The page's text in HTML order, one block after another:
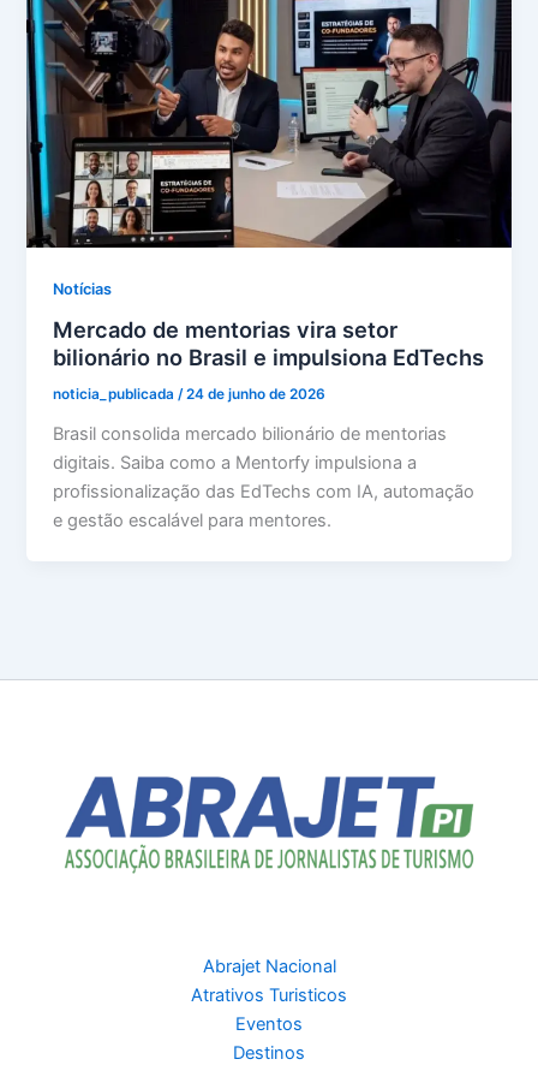
Notícias
Mercado de mentorias vira setor
bilionário no Brasil e impulsiona EdTechs
noticia_publicada/24 de junho de 2026
Brasil consolida mercado bilionário de mentorias
digitais. Saiba como a Mentorfy impulsiona a
profissionalização das EdTechs com IA, automação
e gestão escalável para mentores.
Abrajet Nacional
Atrativos Turisticos
Eventos
Destinos